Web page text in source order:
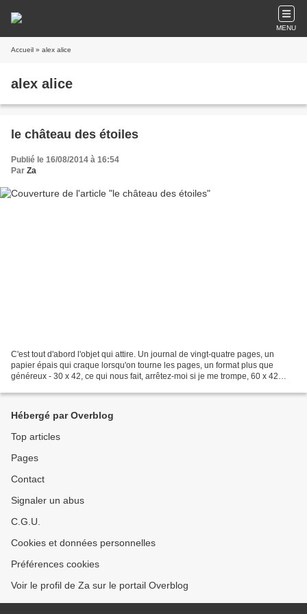
MENU
Accueil » alex alice
alex alice
le château des étoiles
Publié le 16/08/2014 à 16:54
Par Za
C'est tout d'abord l'objet qui attire. Un journal de vingt-quatre pages, un
papier épais qui craque lorsqu'on tourne les pages, un format plus que
généreux - 30 x 42, ce qui nous fait, arrêtez-moi si je me trompe, 60 x 42
Hébergé par Overblog
Top articles
Pages
Contact
Signaler un abus
C.G.U.
Cookies et données personnelles
Préférences cookies
Voir le profil de Za sur le portail Overblog